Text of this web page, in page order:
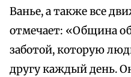
Ванье, а также все
отмечает: «Община
заботой, которую
другу каждый день.